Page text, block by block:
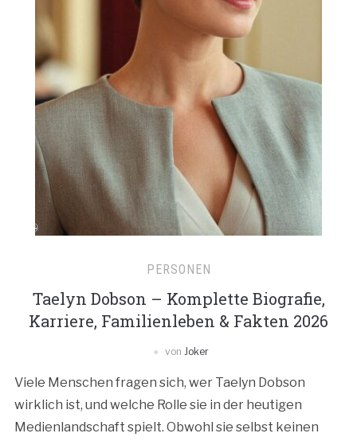
PERSONEN
Taelyn Dobson – Komplette Biografie,
Karriere, Familienleben & Fakten 2026
von Joker
Viele Menschen fragen sich, wer Taelyn Dobson
wirklich ist, und welche Rolle sie in der heutigen
Medienlandschaft spielt. Obwohl sie selbst keinen